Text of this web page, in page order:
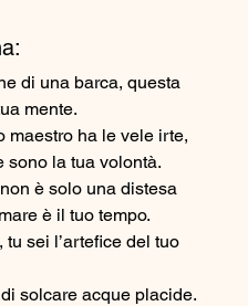
di una barca, questa
mente.
maestro ha le vele irte,
sono la tua volontà.
è solo una distesa
è il tuo tempo.
tu sei l’artefice del tuo
solcare acque placide.